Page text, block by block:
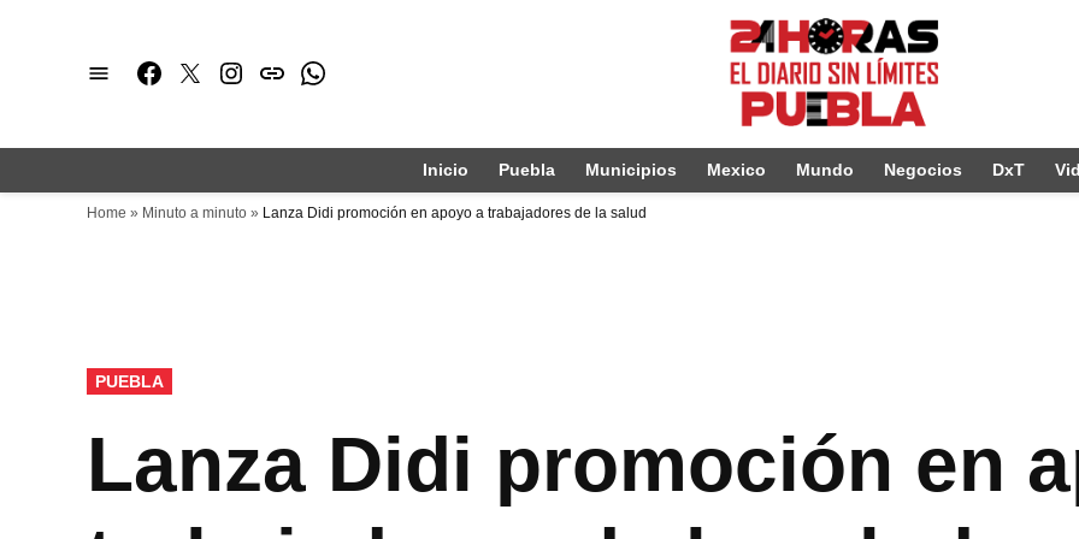
Facebook
TwitterInstagram
issuuWhatsapp
Inicio Puebla Municipios Mexico Mundo Negocios DxT
Home » Minuto a minuto » Lanza Didi promoción en apoyo a trabajadores de la salud
PUBLICADO
EN
PUEBLA
Lanza Didi promoción en